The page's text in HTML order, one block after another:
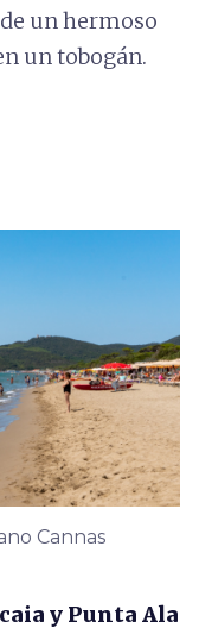
un hermoso
un tobogán.
Cannas
y Punta Ala